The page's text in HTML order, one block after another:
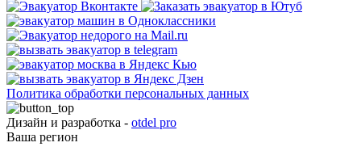
Политика обработки персональных данных
Дизайн и разработка - otdel pro
Ваша регион